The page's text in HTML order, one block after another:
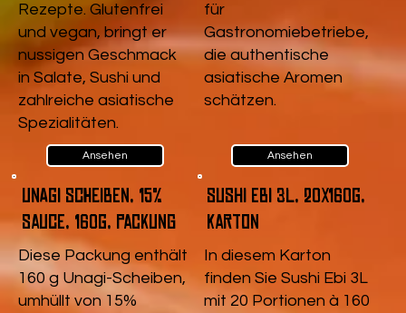
Rezepte. Glutenfrei
und vegan, bringt er
nussigen Geschmack
in Salate, Sushi und
zahlreiche asiatische
Spezialitäten.
Ansehen
für
Gastronomiebetriebe,
die authentische
asiatische Aromen
schätzen.
Ansehen
Unagi Scheiben, 15%
Sauce, 160g, Packung
Diese Packung enthält
160 g Unagi-Scheiben,
umhüllt von 15%
Sushi Ebi 3L, 20x160g,
Karton
In diesem Karton
finden Sie Sushi Ebi 3L
mit 20 Portionen à 160